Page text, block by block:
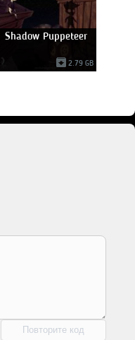
Shadow Puppeteer
2.79 GB